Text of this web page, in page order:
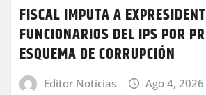
FISCAL IMPUTA A
FUNCIONARIOS DEL IPS POR
ESQUEMA DE CORRUPCIÓN
Editor Noticias Ago 4, 2026